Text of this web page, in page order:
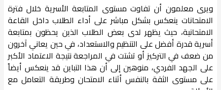
ويرى معلمون أن تفاوت مستوى المتابعة الأسرية خلال فترة
الامتحانات ينعكس بشكل مباشر على أداء الطلاب داخل القاعة
الامتحانية، حيث يظهر لدى بعض الطلاب الذين يحظون بمتابعة
أسرية قدرة أفضل على التنظيم والاستعداد، في حين يعاني آخرون
من ضعف في التركيز أو تشتت في المراجعة نتيجة الاعتماد الأكبر
على الجهد الفردي، منوهين إلى أن هذا التباين قد ينعكس أيضاً
على مستوى الثقة بالنفس أثناء الامتحان وطريقة التعامل مع